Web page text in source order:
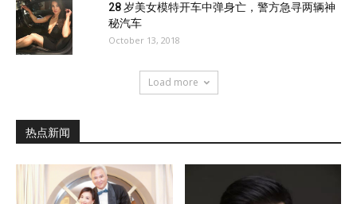
28 岁美女模特开车中弹身亡，警方急寻两辆神
秘汽车
October 13, 2018
Load more
热点新闻